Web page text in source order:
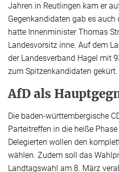
Jahren in Reutlingen kam er
Gegenkandidaten gab es auch
hatte Innenminister Thomas
Landesvorsitz inne. Auf dem
der Landesverband Hagel mit
zum Spitzenkandidaten gekürt.
AfD als
Die baden-württembergische
Parteitreffen in die heiße
Delegierten wollen den
wählen. Zudem soll das
Landtagswahl am 8. März